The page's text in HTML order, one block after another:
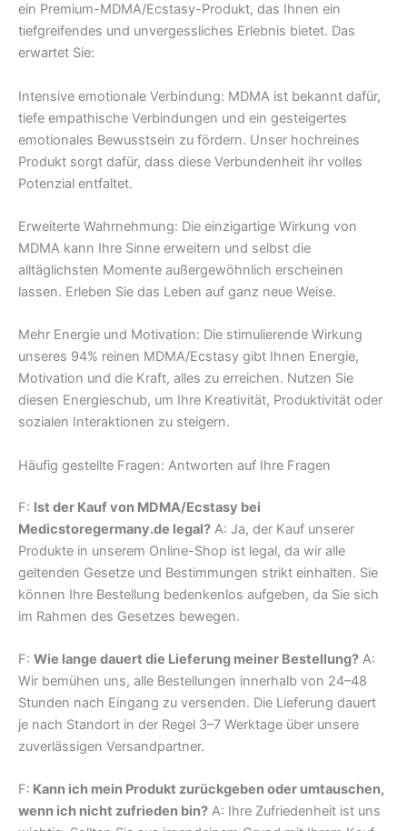
ein Premium-MDMA/Ecstasy-Produkt, das Ihnen ein
tiefgreifendes und unvergessliches Erlebnis bietet. Das
erwartet Sie:
Intensive emotionale Verbindung: MDMA ist bekannt dafür,
tiefe empathische Verbindungen und ein gesteigertes
emotionales Bewusstsein zu fördern. Unser hochreines
Produkt sorgt dafür, dass diese Verbundenheit ihr volles
Potenzial entfaltet.
Erweiterte Wahrnehmung: Die einzigartige Wirkung von
MDMA kann Ihre Sinne erweitern und selbst die
alltäglichsten Momente außergewöhnlich erscheinen
lassen. Erleben Sie das Leben auf ganz neue Weise.
Mehr Energie und Motivation: Die stimulierende Wirkung
unseres 94% reinen MDMA/Ecstasy gibt Ihnen Energie,
Motivation und die Kraft, alles zu erreichen. Nutzen Sie
diesen Energieschub, um Ihre Kreativität, Produktivität oder
sozialen Interaktionen zu steigern.
Häufig gestellte Fragen: Antworten auf Ihre Fragen
F: Ist der Kauf von MDMA/Ecstasy bei
Medicstoregermany.de legal? A: Ja, der Kauf unserer
Produkte in unserem Online-Shop ist legal, da wir alle
geltenden Gesetze und Bestimmungen strikt einhalten. Sie
können Ihre Bestellung bedenkenlos aufgeben, da Sie sich
im Rahmen des Gesetzes bewegen.
F: Wie lange dauert die Lieferung meiner Bestellung? A:
Wir bemühen uns, alle Bestellungen innerhalb von 24–48
Stunden nach Eingang zu versenden. Die Lieferung dauert
je nach Standort in der Regel 3–7 Werktage über unsere
zuverlässigen Versandpartner.
F: Kann ich mein Produkt zurückgeben oder umtauschen,
wenn ich nicht zufrieden bin? A: Ihre Zufriedenheit ist uns